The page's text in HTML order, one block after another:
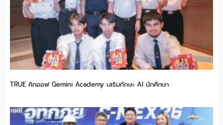
TRUE คิกออฟ Gemini Academy เสริมทักษะ AI นักศึกษา